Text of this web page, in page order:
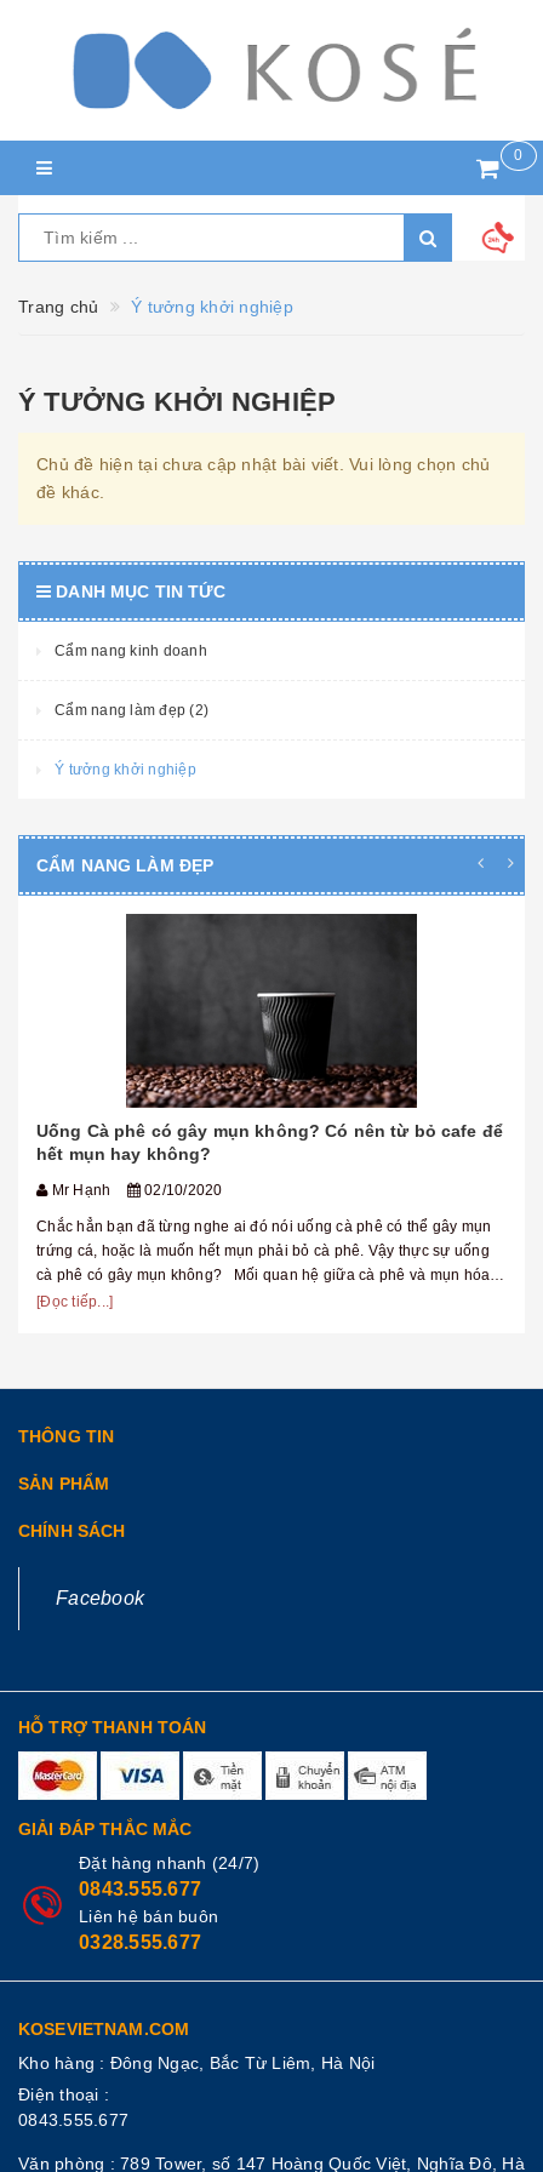
0
Trang chủ Ý tưởng khởi nghiệp
Ý TƯỞNG KHỞI NGHIỆP
Chủ đề hiện tại chưa cập nhật bài viết. Vui lòng chọn chủ
đề khác.
DANH MỤC TIN TỨC
Cẩm nang kinh doanh
Cẩm nang làm đẹp (2)
Ý tưởng khởi nghiệp
CẨM NANG LÀM ĐẸP
Uống Cà phê có gây mụn không? Có nên từ bỏ cafe để
hết mụn hay không?
Mr Hạnh 02/10/2020
Chắc hẳn bạn đã từng nghe ai đó nói uống cà phê có thể gây mụn
trứng cá, hoặc là muốn hết mụn phải bỏ cà phê. Vậy thực sự uống
cà phê có gây mụn không? Mối quan hệ giữa cà phê và mụn hóa
ra...
[Đọc tiếp...]
THÔNG TIN
SẢN PHẨM
CHÍNH SÁCH
Facebook
HỖ TRỢ THANH TOÁN
GIẢI ĐÁP THẮC MẮC
Đặt hàng nhanh (24/7)
0843.555.677
Liên hệ bán buôn
0328.555.677
KOSEVIETNAM.COM
Kho hàng : Đông Ngạc, Bắc Từ Liêm, Hà Nội
Điện thoại :
0843.555.677
Văn phòng : 789 Tower, số 147 Hoàng Quốc Việt, Nghĩa Đô, Hà